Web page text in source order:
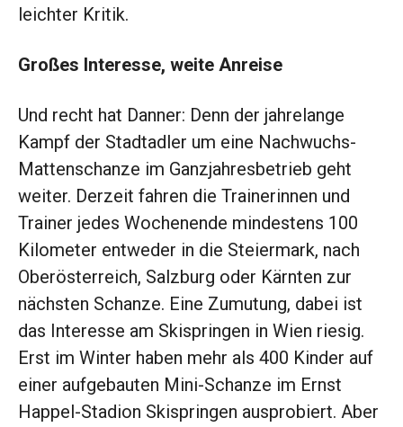
leichter Kritik.
Großes Interesse, weite Anreise
Und recht hat Danner: Denn der jahrelange
Kampf der Stadtadler um eine Nachwuchs-
Mattenschanze im Ganzjahresbetrieb geht
weiter. Derzeit fahren die Trainerinnen und
Trainer jedes Wochenende mindestens 100
Kilometer entweder in die Steiermark, nach
Oberösterreich, Salzburg oder Kärnten zur
nächsten Schanze. Eine Zumutung, dabei ist
das Interesse am Skispringen in Wien riesig.
Erst im Winter haben mehr als 400 Kinder auf
einer aufgebauten Mini-Schanze im Ernst
Happel-Stadion Skispringen ausprobiert. Aber